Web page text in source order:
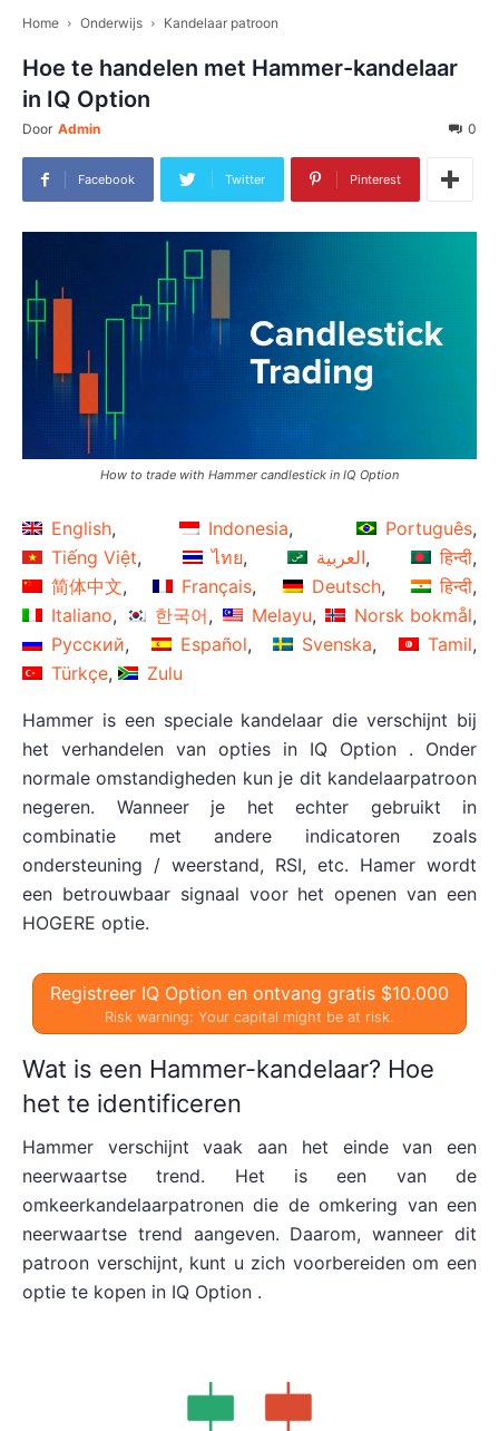
Home Onderwijs Kandelaar patroon
Hoe te handelen met Hammer-kandelaar
in IQ Option
Door Admin 0
Facebook Twitter Pinterest
How to trade with Hammer candlestick in IQ Option
English Indonesia
Português
Tiếng Việt
ไทย العربية
हिन्दी
简体中文
Français Deutsch
हिन्दी
Italiano
한국어 Melayu
Norsk bokmål
Русский
Español Svenska
Tamil
Türkçe
Zulu
Hammer is een speciale kandelaar die verschijnt bij
het verhandelen van opties in IQ Option . Onder
normale omstandigheden kun je dit kandelaarpatroon
negeren. Wanneer je het echter gebruikt in
combinatie met andere indicatoren zoals
ondersteuning / weerstand, RSI, etc. Hamer wordt
een betrouwbaar signaal voor het openen van een
HOGERE optie.
Registreer IQ Option en ontvang gratis $10.000
Risk warning: Your capital might be at risk.
Wat is een Hammer-kandelaar? Hoe
het te identificeren
Hammer verschijnt vaak aan het einde van een
neerwaartse trend. Het is een van de
omkeerkandelaarpatronen die de omkering van een
neerwaartse trend aangeven. Daarom, wanneer dit
patroon verschijnt, kunt u zich voorbereiden om een
optie te kopen in IQ Option .